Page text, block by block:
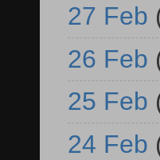
27 Feb
26 Feb
25 Feb
24 Feb